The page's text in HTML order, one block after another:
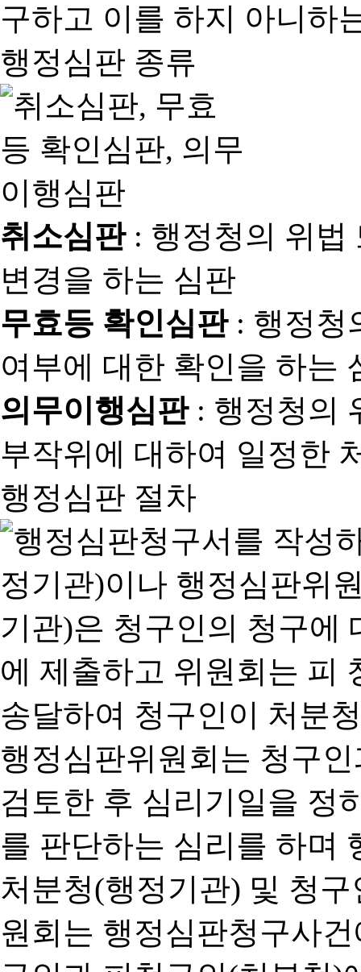
구하고 이를 하지 아니하
행정심판 종류
취소심판: 행정청의 위법
변경을 하는 심판
무효등 확인심판: 행정청
여부에 대한 확인을 하는
의무이행심판: 행정청의
부작위에 대하여 일정한
행정심판 절차